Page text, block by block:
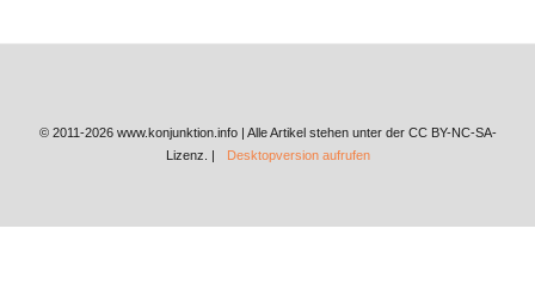
© 2011-2026 www.konjunktion.info | Alle Artikel stehen unter der CC BY-NC-SA-
Lizenz. |
Desktopversion aufrufen